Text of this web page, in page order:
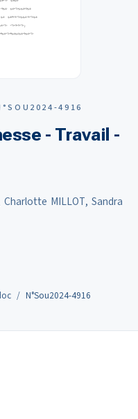
4916
- Travail -
Charlotte MILLOT, Sandra
N°Sou2024-4916